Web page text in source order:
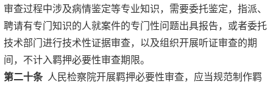
审查过程中涉及病情鉴定等专业知识，需要委托鉴定，指派、
聘请有专门知识的人就案件的专门性问题出具报告，或者委托
技术部门进行技术性证据审查，以及组织开展听证审查的期
间，不计入羁押必要性审查期限。
第二十条人民检察院开展羁押必要性审查，应当规范制作羁